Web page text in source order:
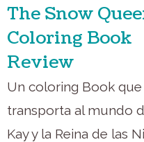
The Snow
Coloring Book
Review
Un coloring Book
transporta al mundo
Kay y la Reina de las